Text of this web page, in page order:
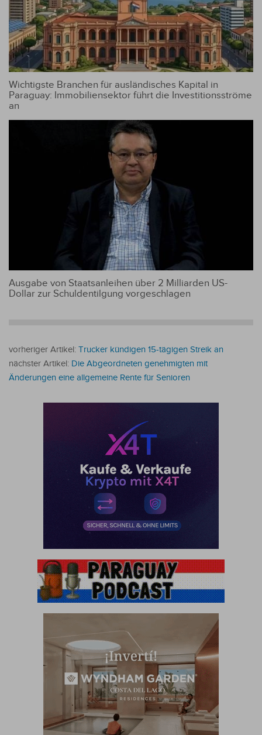
Wichtigste Branchen für ausländisches Kapital in
Paraguay: Immobiliensektor führt die Investitionsströme
an
Ausgabe von Staatsanleihen über 2 Milliarden US-
Dollar zur Schuldentilgung vorgeschlagen
vorheriger Artikel: Trucker kündigen 15-tägigen Streik an
nächster Artikel: Die Abgeordneten genehmigten mit
Änderungen eine allgemeine Rente für Senioren